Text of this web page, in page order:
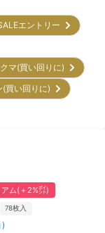
エントリー
マ(買い回りに)
(買い回りに)
ム(＋2%㌽)
78枚入